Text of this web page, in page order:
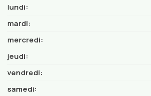
lundi:
mardi:
mercredi:
jeudi:
vendredi:
samedi: